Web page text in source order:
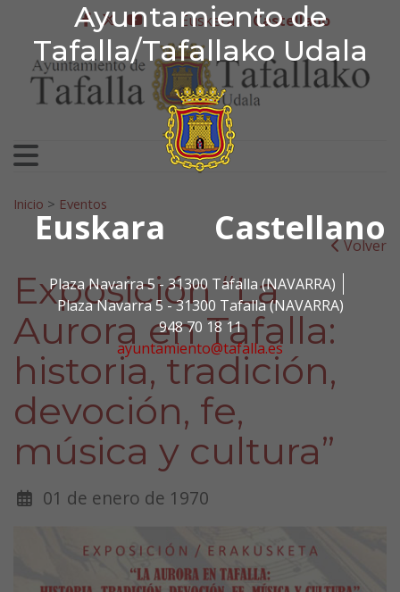
Ayuntamiento de
Tafalla/Tafallako Udala
Euskara Castellano
Plaza Navarra 5 - 31300 Tafalla (NAVARRA)
Plaza Navarra 5 - 31300 Tafalla (NAVARRA)
948 70 18 11
ayuntamiento@tafalla.es
Ir al contenido
Ayuntamiento de
facebook
twitter
youtube
Euskera Castellano
Search for:
Inicio > Eventos
Volver
Exposición “La
Aurora en Tafalla:
historia, tradición,
devoción, fe,
música y cultura”
01 de enero de 1970